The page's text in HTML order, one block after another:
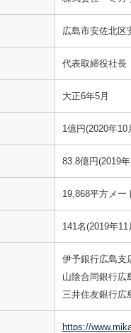
広島市安佐北区
代表取締役社
大正6年5月
1億円(2020年10
83.8億円(2019
19,868平方メ
141名(2019年
伊予銀行広島
山陰合同銀行
三井住友銀行
https://